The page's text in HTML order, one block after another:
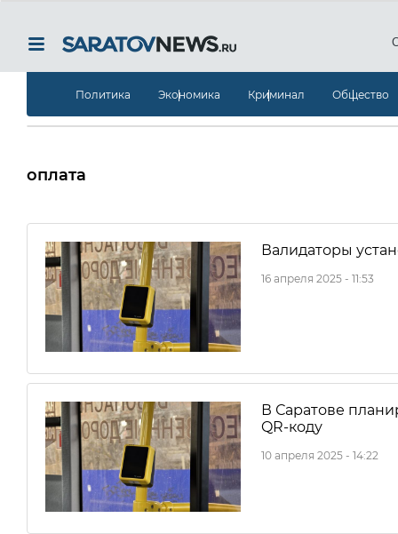
Политика Экономика Криминал Общество
оплата
Валидаторы
16 апреля 2025 - 11:53
В Саратове
QR-коду
10 апреля 2025 - 14:22